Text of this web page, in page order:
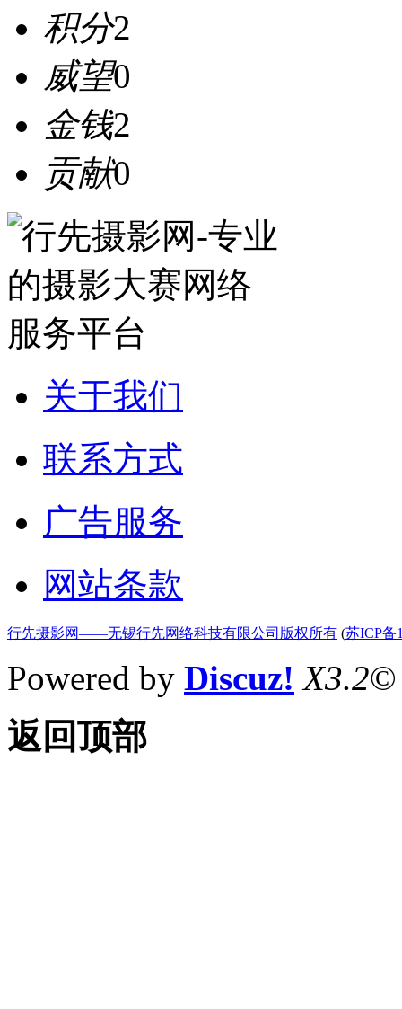
积分2
威望0
金钱2
贡献0
关于我们
联系方式
广告服务
网站条款
行先摄影网——无锡行先网络科技有限公司版权所有 (苏ICP备
Powered by Discuz! X3.2©
返回顶部